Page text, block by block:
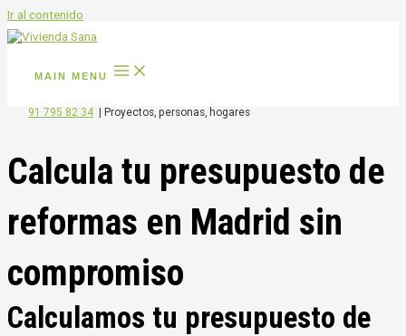
Ir al contenido
MAIN MENU
91 795 82 34 Proyectos, personas, hogares
Calcula tu presupuesto de
reformas en Madrid sin
compromiso
Calculamos tu presupuesto de